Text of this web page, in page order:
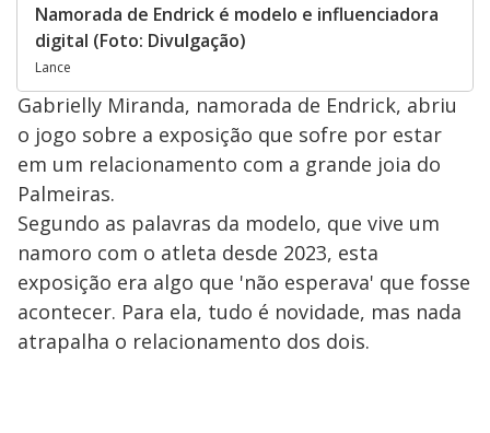
Namorada de Endrick é modelo e influenciadora
digital (Foto: Divulgação)
Lance
Gabrielly Miranda, namorada de Endrick, abriu
o jogo sobre a exposição que sofre por estar
em um relacionamento com a grande joia do
Palmeiras.
Segundo as palavras da modelo, que vive um
namoro com o atleta desde 2023, esta
exposição era algo que 'não esperava' que fosse
acontecer. Para ela, tudo é novidade, mas nada
atrapalha o relacionamento dos dois.